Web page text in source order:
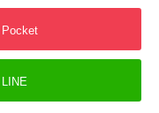
Pocket
LINE